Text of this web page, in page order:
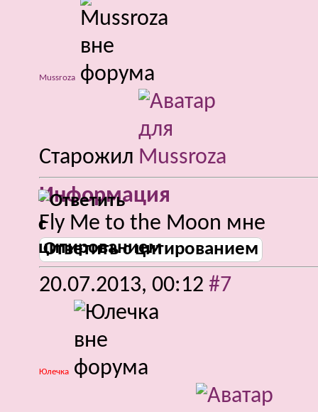
Mussroza
Старожил
Информация
Fly Me to the Moon мне
Ответить с цитированием
20.07.2013, 00:12 #7
Юлечка